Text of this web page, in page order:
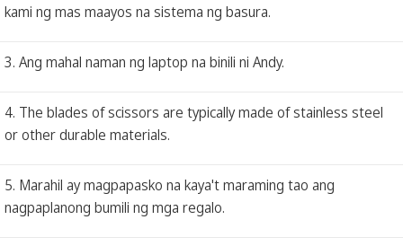
kami ng mas maayos na sistema ng basura.
3. Ang mahal naman ng laptop na binili ni Andy.
4. The blades of scissors are typically made of stainless steel
or other durable materials.
5. Marahil ay magpapasko na kaya't maraming tao ang
nagpaplanong bumili ng mga regalo.